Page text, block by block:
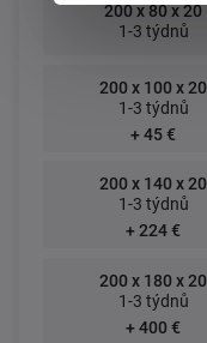
200 x 80 x 20
1-3 týdnů
200 x 100 x 20
1-3 týdnů
+ 45 €
200 x 140 x 20
1-3 týdnů
+ 224 €
200 x 180 x 20
1-3 týdnů
+ 400 €